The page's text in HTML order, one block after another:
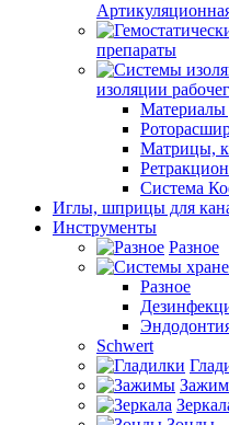
препараты
изоляции
Материалы
Матрицы,
Система
Иглы, шприцы для
Инструменты
Разное
Разное
Schwert